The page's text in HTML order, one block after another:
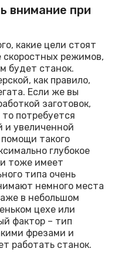
внимание при
какие цели стоят
режимов,
будет станок.
как правило,
Если же вы
заготовок,
потребуется
и увеличенной
такого
глубокое
тоже имеет
типа очень
немного места
в небольшом
цехе или
фактор – тип
фрезами и
работать станок.